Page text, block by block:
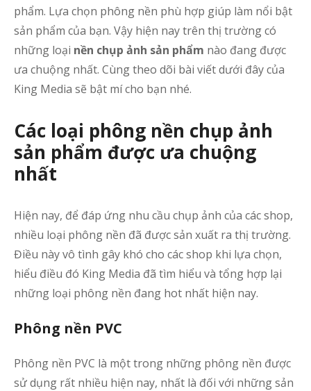
phẩm. Lựa chọn phông nền phù hợp giúp làm nổi bật
sản phẩm của bạn. Vậy hiện nay trên thị trường có
những loại nền chụp ảnh sản phẩm nào đang được
ưa chuộng nhất. Cùng theo dõi bài viết dưới đây của
King Media sẽ bật mí cho bạn nhé.
Các loại phông nền chụp ảnh
sản phẩm được ưa chuộng
nhất
Hiện nay, để đáp ứng nhu cầu chụp ảnh của các shop,
nhiều loại phông nền đã được sản xuất ra thị trường.
Điều này vô tình gây khó cho các shop khi lựa chọn,
hiểu điều đó King Media đã tìm hiểu và tổng hợp lại
những loại phông nền đang hot nhất hiện nay.
Phông nền PVC
Phông nền PVC là một trong những phông nền được
sử dụng rất nhiều hiện nay, nhất là đối với những sản